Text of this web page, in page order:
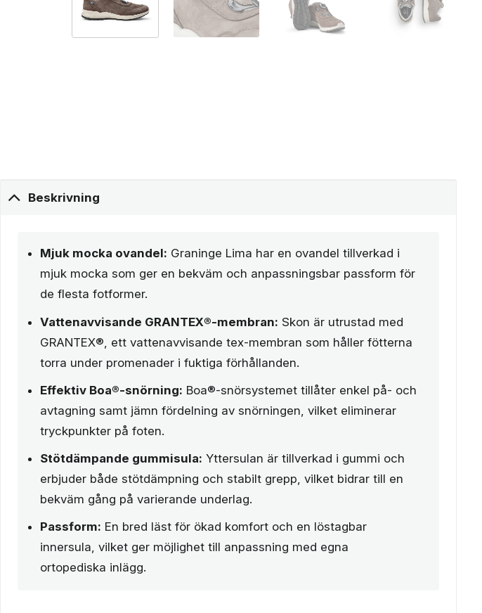
Beskrivning
Mjuk mocka ovandel: Graninge Lima har en ovandel tillverkad i
mjuk mocka som ger en bekväm och anpassningsbar passform för
de flesta fotformer.
Vattenavvisande GRANTEX®-membran: Skon är utrustad med
GRANTEX®, ett vattenavvisande tex-membran som håller fötterna
torra under promenader i fuktiga förhållanden.
Effektiv Boa®-snörning: Boa®-snörsystemet tillåter enkel på- och
avtagning samt jämn fördelning av snörningen, vilket eliminerar
tryckpunkter på foten.
Stötdämpande gummisula: Yttersulan är tillverkad i gummi och
erbjuder både stötdämpning och stabilt grepp, vilket bidrar till en
bekväm gång på varierande underlag.
Passform: En bred läst för ökad komfort och en löstagbar
innersula, vilket ger möjlighet till anpassning med egna
ortopediska inlägg.